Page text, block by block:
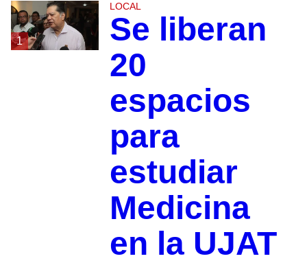
1
LOCAL
Se liberan
20
espacios
para
estudiar
Medicina
en la UJAT